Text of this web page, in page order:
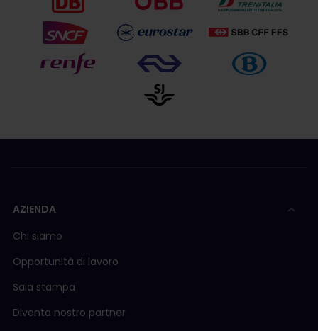
AZIENDA
Chi siamo
Opportunità di lavoro
Sala stampa
Diventa nostro partner